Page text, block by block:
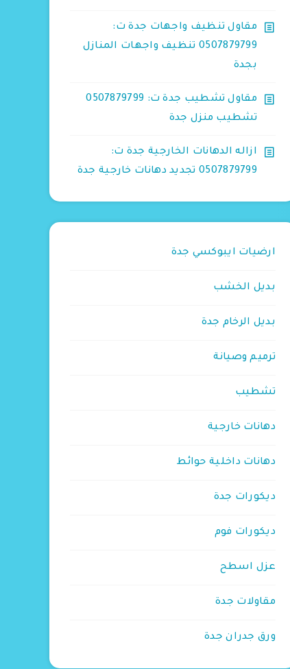
مقاول تنظيف واجهات جدة ت:
0507879799 تنظيف واجهات المنازل
بجدة
مقاول تشطيب جدة ت: 0507879799
تشطيب منزل جدة
ازاله الدهانات الخارجية جدة ت:
0507879799 تجديد دهانات خارجية جدة
ارضيات ايبوكسي جدة
بديل الخشب
بديل الرخام جدة
ترميم وصيانة
تشطيب
دهانات خارجية
دهانات داخلية حوائط
ديكورات جدة
ديكورات فوم
عزل اسطح
مقاولات جدة
ورق جدران جدة